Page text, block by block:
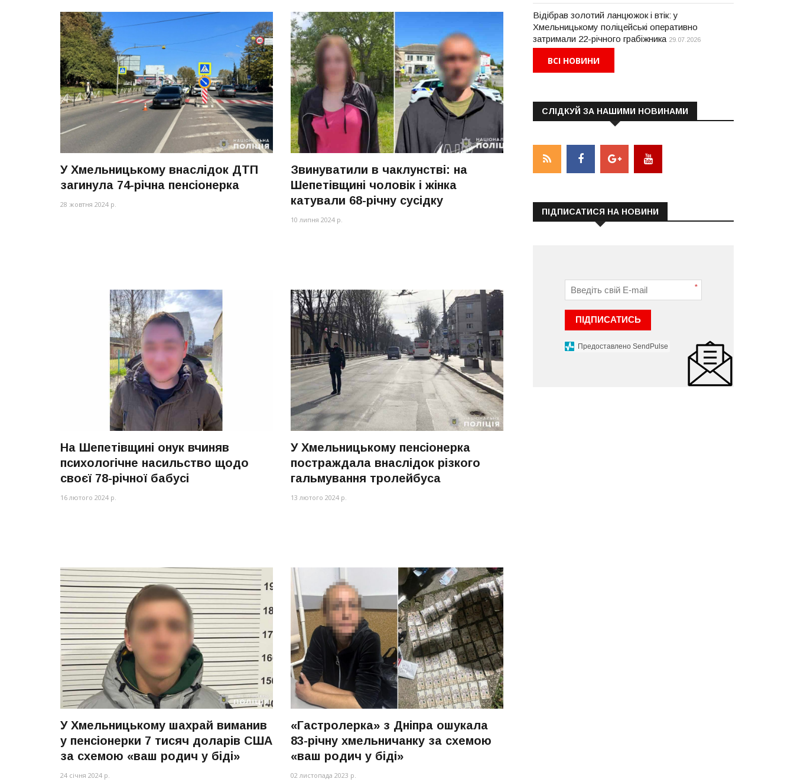
У Хмельницькому внаслідок ДТП
загинула 74-річна пенсіонерка
28 жовтня 2024 р.
Звинуватили в чаклунстві: на
Шепетівщині чоловік і жінка
катували 68-річну сусідку
10 липня 2024 р.
На Шепетівщині онук вчиняв
психологічне насильство щодо
своєї 78-річної бабусі
16 лютого 2024 р.
У Хмельницькому пенсіонерка
постраждала внаслідок різкого
гальмування тролейбуса
13 лютого 2024 р.
У Хмельницькому шахрай виманив
у пенсіонерки 7 тисяч доларів США
за схемою «ваш родич у біді»
24 січня 2024 р.
«Гастролерка» з Дніпра ошукала
83-річну хмельничанку за схемою
«ваш родич у біді»
02 листопада 2023 р.
Відібрав золотий ланцюжок і втік: у
Хмельницькому поліцейські оперативно
затримали 22-річного грабіжника 29.07.2026
ВСІ НОВИНИ
СЛІДКУЙ ЗА НАШИМИ НОВИНАМИ
ПІДПИСАТИСЯ НА НОВИНИ
*
ПІДПИСАТИСЬ
Предоставлено SendPulse